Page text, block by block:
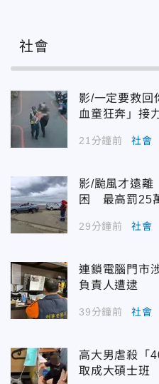
社會
影/一定要救回
血童狂奔」接
21分鐘前 社會
影/颱風才遠離
困 最高罰25
29分鐘前 社會
連鎖電腦門市
負責人遭逮
39分鐘前 社會
高大男虐殺「
取成大碩士班